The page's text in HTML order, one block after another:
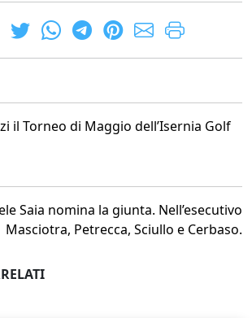
il Torneo di Maggio dell’Isernia Golf
Saia nomina la giunta. Nell’esecutivo
Masciotra, Petrecca, Sciullo e Cerbaso.